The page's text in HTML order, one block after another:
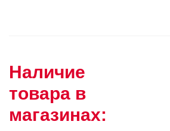
Наличие
товара в
магазинах: